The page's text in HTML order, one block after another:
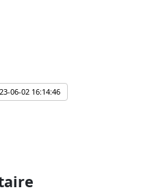
06-02 16:14:46